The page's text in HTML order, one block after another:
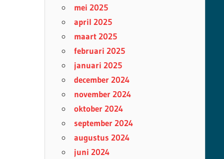
mei 2025
april 2025
maart 2025
februari 2025
januari 2025
december 2024
november 2024
oktober 2024
september 2024
augustus 2024
juni 2024